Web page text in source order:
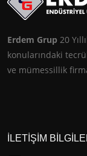
Erdem Grup 20
konularındaki
ve mümessillik
İLETİŞİM